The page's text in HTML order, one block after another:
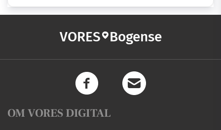
VORES Bogense
OM VORES DIGITAL